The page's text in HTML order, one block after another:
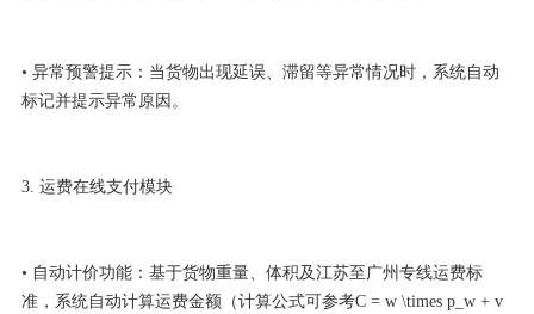
• 异常预警提示：当货物出现延误、滞留等异常情况时，系统自动
标记并提示异常原因。
3. 运费在线支付模块
• 自动计价功能：基于货物重量、体积及江苏至广州专线运费标
准，系统自动计算运费金额（计算公式可参考C = w \times p_w + v